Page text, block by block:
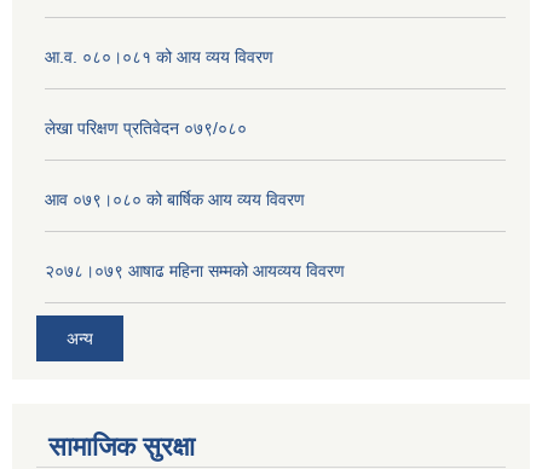
आ.व. ०८०।०८१ को आय व्यय विवरण
लेखा परिक्षण प्रतिवेदन ०७९/०८०
आव ०७९।०८० को बार्षिक आय व्यय विवरण
२०७८।०७९ आषाढ महिना सम्मको आयव्यय विवरण
अन्य
सामाजिक सुरक्षा